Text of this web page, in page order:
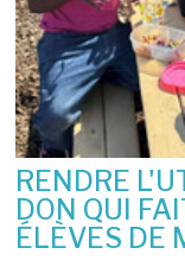
RENDRE
DON QUI
ÉLÈVES DE